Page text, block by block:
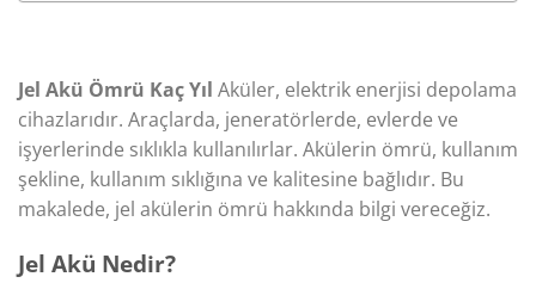
Jel Akü Ömrü Kaç Yıl Aküler, elektrik enerjisi depolama
cihazlarıdır. Araçlarda, jeneratörlerde, evlerde ve
işyerlerinde sıklıkla kullanılırlar. Akülerin ömrü, kullanım
şekline, kullanım sıklığına ve kalitesine bağlıdır. Bu
makalede, jel akülerin ömrü hakkında bilgi vereceğiz.
Jel Akü Nedir?